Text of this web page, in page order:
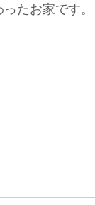
たお家です。